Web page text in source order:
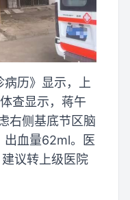
历》显示，上
查显示，蒋午
右侧基底节区脑
出血量62ml。医
建议转上级医院